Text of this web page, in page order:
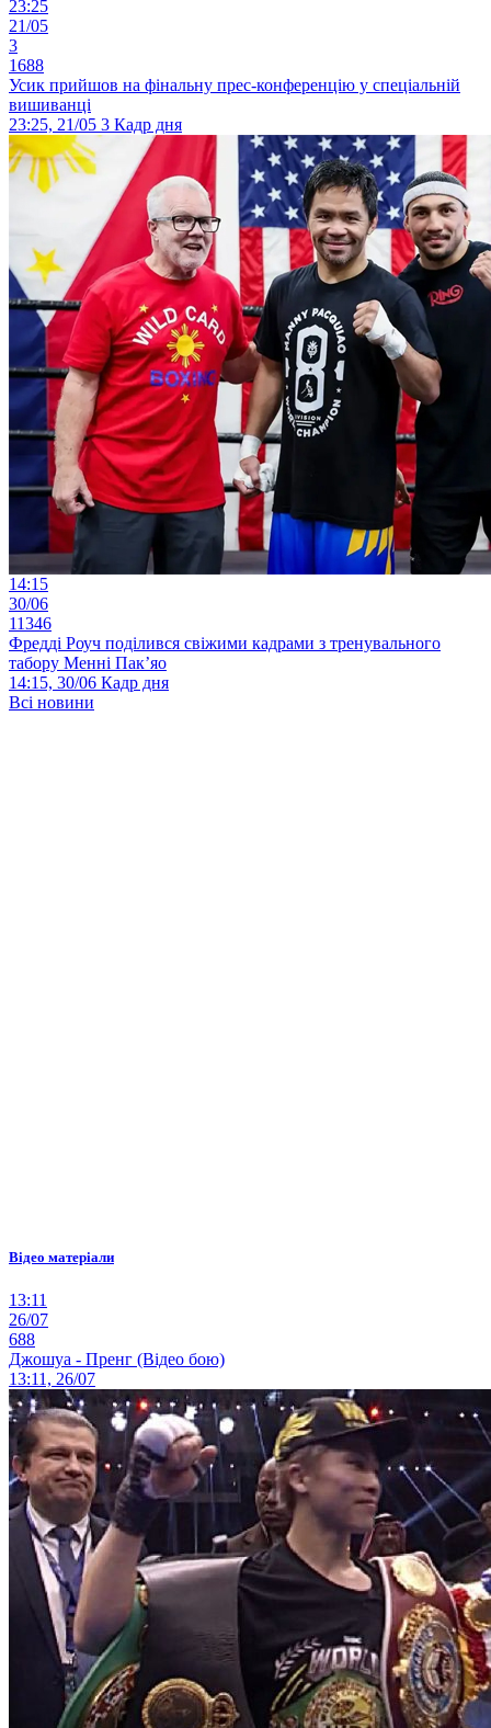
23:25
21/05
3
1688
Усик прийшов на фінальну прес-конференцію у спеціальній
вишиванці
23:25, 21/05 3 Кадр дня
14:15
30/06
11346
Фредді Роуч поділився свіжими кадрами з тренувального
табору Менні Пак’яо
14:15, 30/06 Кадр дня
Всі новини
Відео матеріали
13:11
26/07
688
Джошуа - Пренг (Відео бою)
13:11, 26/07